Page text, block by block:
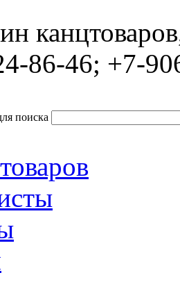
86-46; +7-
поиска